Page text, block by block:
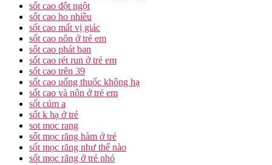
sốt cao đột ngột
sốt cao ho nhiều
sốt cao mất vị giác
sốt cao nôn ở trẻ em
sốt cao phát ban
sốt cao rét run ở trẻ em
sốt cao trên 39
sốt cao uống thuốc không hạ
sốt cao và nôn ở trẻ em
sốt cúm a
sốt k hạ ở trẻ
sot moc rang
sốt mọc răng hàm ở trẻ
sốt mọc răng như thế nào
sốt mọc răng ở trẻ nhỏ